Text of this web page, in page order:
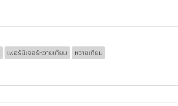
เฟอร์นิเจอร์หวายเทียม หวายเทียม